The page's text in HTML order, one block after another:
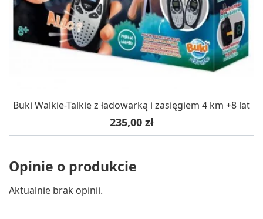
Buki Walkie-Talkie z ładowarką i zasięgiem 4 km +8 lat
Cena
235,00 zł
Opinie o produkcie
Aktualnie brak opinii.